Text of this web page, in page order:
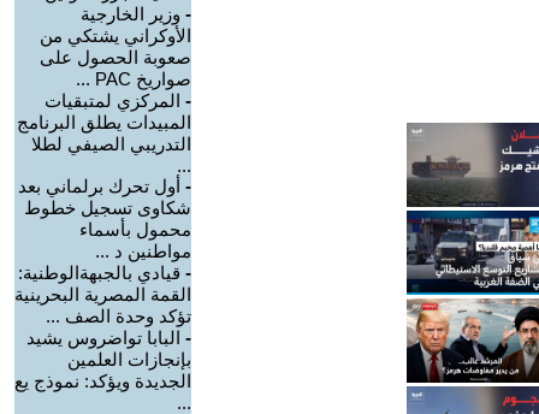
- وزير الخارجية
الأوكراني يشتكي من
صعوبة الحصول على
صواريخ PAC ...
- المركزي لمتبقيات
المبيدات يطلق البرنامج
التدريبي الصيفي لطلا
...
- أول تحرك برلماني بعد
شكاوى تسجيل خطوط
محمول بأسماء
مواطنين د ...
- قيادي بالجبهةالوطنية:
القمة المصرية البحرينية
تؤكد وحدة الصف ...
- البابا تواضروس يشيد
بإنجازات العلمين
الجديدة ويؤكد: نموذج يع
...